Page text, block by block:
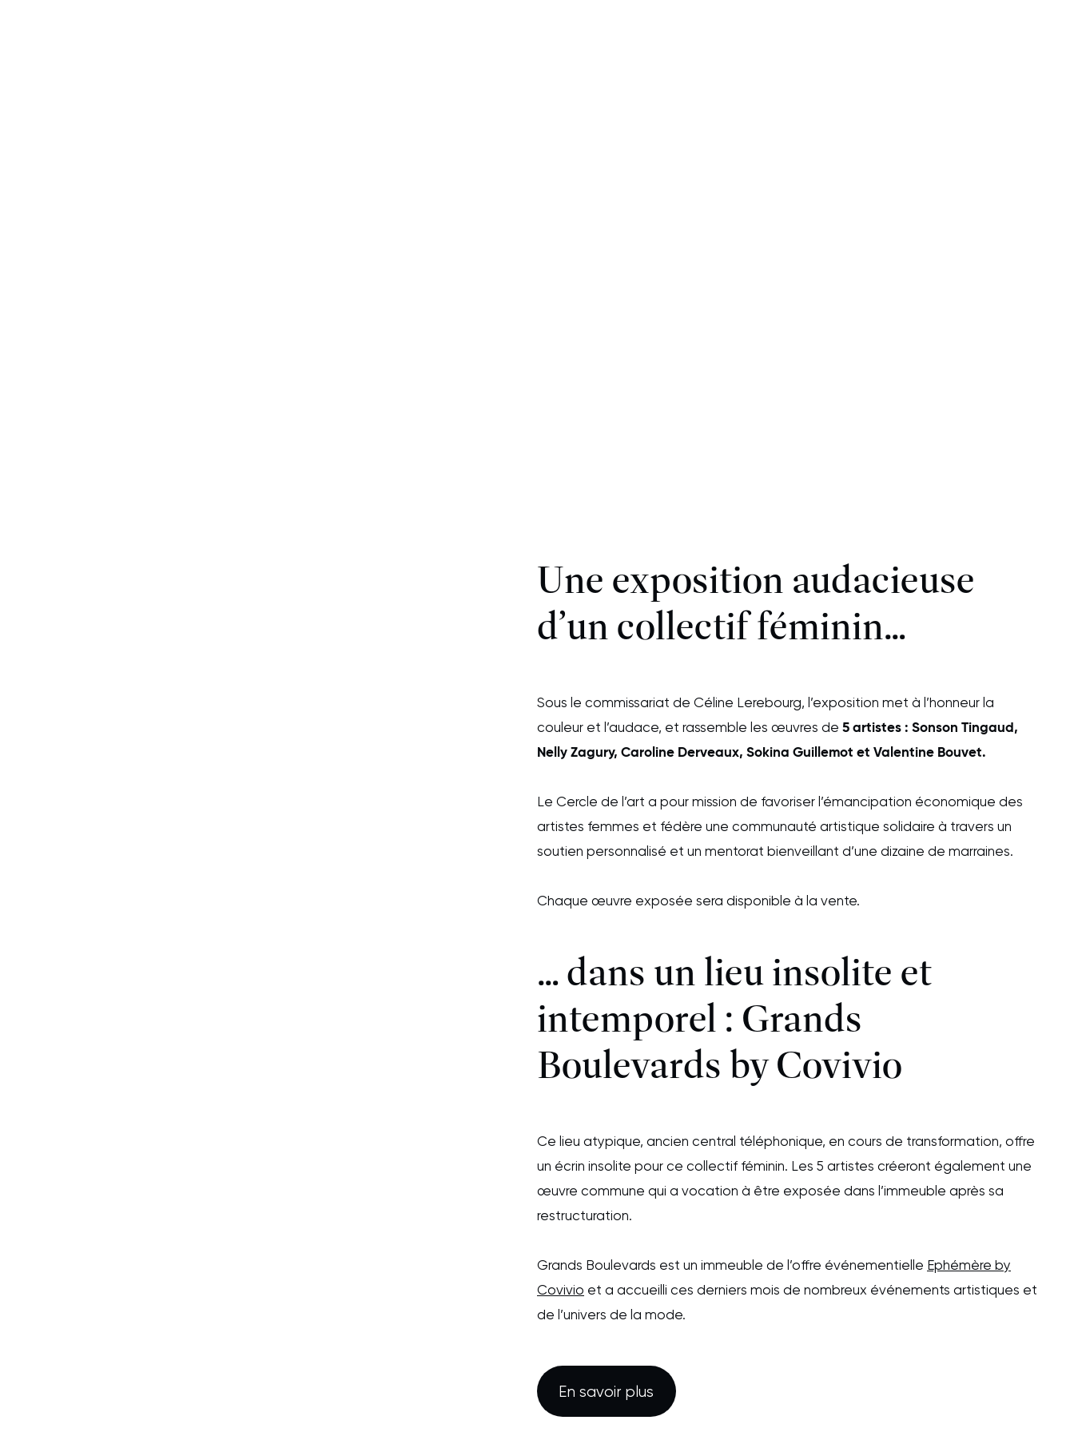
Une exposition audacieuse
d’un collectif féminin…
Sous le commissariat de Céline Lerebourg, l’exposition met à l’honneur la
couleur et l’audace, et rassemble les œuvres de 5 artistes : Sonson Tingaud,
Nelly Zagury, Caroline Derveaux, Sokina Guillemot et Valentine Bouvet.
Le Cercle de l’art a pour mission de favoriser l’émancipation économique des
artistes femmes et fédère une communauté artistique solidaire à travers un
soutien personnalisé et un mentorat bienveillant d’une dizaine de marraines.
Chaque œuvre exposée sera disponible à la vente.
… dans un lieu insolite et
intemporel : Grands
Boulevards by Covivio
Ce lieu atypique, ancien central téléphonique, en cours de transformation, offre
un écrin insolite pour ce collectif féminin. Les 5 artistes créeront également une
œuvre commune qui a vocation à être exposée dans l’immeuble après sa
restructuration.
Grands Boulevards est un immeuble de l’offre événementielle Ephémère by
Covivio et a accueilli ces derniers mois de nombreux événements artistiques et
de l’univers de la mode.
En savoir plus